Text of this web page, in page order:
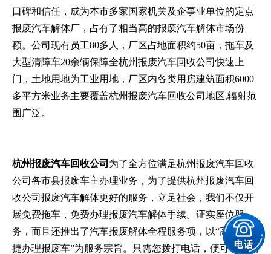
口碑和信任，成为本市多家国家机关及企事业单位的定点
报废汽车解体厂，占有了相当高的报废汽车解体市场份
额。公司现有员工80多人，厂区占地面积约50亩，拖车及
大型清障车20余辆保障全杭州报废汽车回收公司快速上
门，土地用地为工业用地，厂区内各类用房建筑面积6000
多平方米业务主要覆盖杭州报废汽车回收公司地区,辐射范
围广泛。
杭州报废汽车回收公司 为了全方位满足杭州报废汽车回收
公司各市县报废车主办理业务，为了提供杭州报废汽车回
收公司报废汽车解体更好的服务，立足社会，我们不仅开
展免费拖车，免费办理报废汽车解体手续。证实座位服
务，而且还推出了汽车报废解体全程服务项，以“高效,便
捷办理报废车”为服务宗旨。只需您拨打电话，便可享受汽